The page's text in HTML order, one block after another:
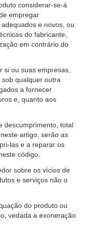
considerar-se-á
empregar
e novos, ou
do fabricante,
em contrário do
si ou suas empresas,
qualquer outra
a fornecer
e, quanto aos
descumprimento, total
artigo, serão as
las e a reparar os
código.
sobre os vícios de
e serviços não o
do produto ou
vedada a exoneração